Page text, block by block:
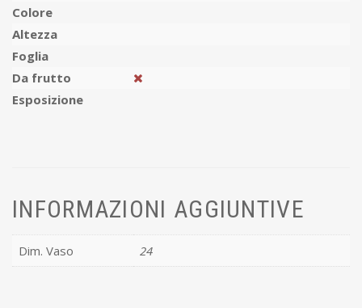
Colore
Altezza
Foglia
Da frutto
Esposizione
INFORMAZIONI AGGIUNTIVE
Dim. Vaso 24